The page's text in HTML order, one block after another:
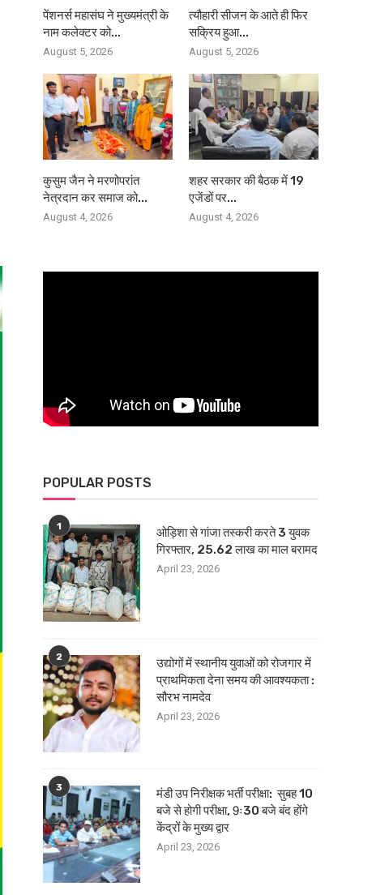
पेंशनर्स महासंघ ने मुख्यमंत्री के
नाम कलेक्टर को...
August 5, 2026
त्यौहारी सीजन के आते ही फिर
सक्रिय हुआ...
August 5, 2026
कुसुम जैन ने मरणोपरांत
नेत्रदान कर समाज को...
August 4, 2026
शहर सरकार की बैठक में 19
एजेंडों पर...
August 4, 2026
POPULAR POSTS
1
ओड़िशा से गांजा तस्करी करते 3 युवक
गिरफ्तार, 25.62 लाख का माल बरामद
April 23, 2026
2
उद्योगों में स्थानीय युवाओं को रोजगार में
प्राथमिकता देना समय की आवश्यकता :
सौरभ नामदेव
April 23, 2026
3
मंडी उप निरीक्षक भर्ती परीक्षा: सुबह 10
बजे से होगी परीक्षा, 9ः30 बजे बंद होंगे
केंद्रों के मुख्य द्वार
April 23, 2026